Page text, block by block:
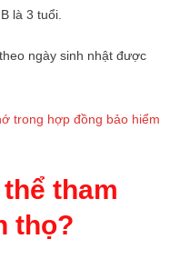
là 3 tuổi.
ngày sinh nhật được
trong hợp đồng bảo hiểm
tham
thọ?